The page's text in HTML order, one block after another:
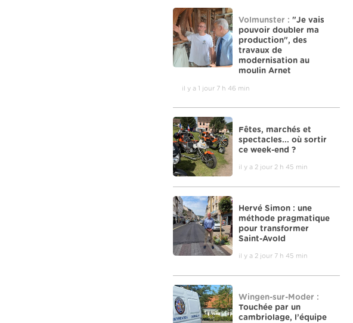
Volmunster : "Je vais
pouvoir doubler ma
production", des
travaux de
modernisation au
moulin Arnet
il y a 1 jour 7 h 46 min
Fêtes, marchés et
spectacles... où sortir
ce week-end ?
il y a 2 jour 2 h 45 min
Hervé Simon : une
méthode pragmatique
pour transformer
Saint-Avold
il y a 2 jour 7 h 45 min
Wingen-sur-Moder :
Touchée par un
cambriolage, l’équipe